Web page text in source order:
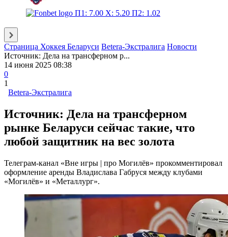
П1: 7.00 X: 5.20 П2: 1.02
Страница Хоккея Беларуси Betera-Экстралига Новости
Источник: Дела на трансферном р...
14 июня 2025 08:38
0
1
Betera-Экстралига
Источник: Дела на трансферном
рынке Беларуси сейчас такие, что
любой защитник на вес золота
Телеграм-канал «Вне игры | про Могилёв» прокомментировал
оформление аренды Владислава Габруся между клубами
«Могилёв» и «Металлург».